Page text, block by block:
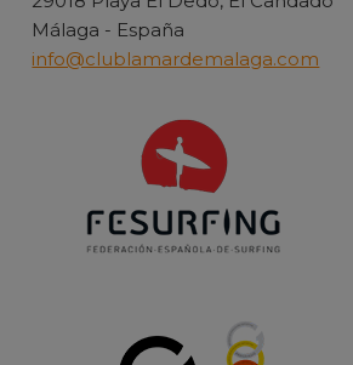
Málaga - España
info@clublamardemalaga.com